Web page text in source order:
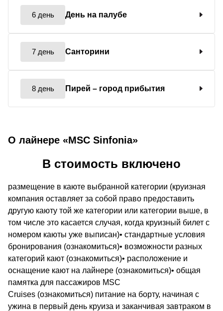
6 день День на палубе
7 день Санторини
8 день Пирей – город прибытия
О лайнере «MSC Sinfonia»
В стоимость включено
размещение в каюте выбранной категории (круизная
компания оставляет за собой право предоставить
другую каюту той же категории или категории выше, в
том числе это касается случая, когда круизный билет с
номером каюты уже выписан)• стандартные условия
бронирования (ознакомиться)• возможности разных
категорий кают (ознакомиться)• расположение и
оснащение кают на лайнере (ознакомиться)• общая
памятка для пассажиров MSC
Cruises (ознакомиться) питание на борту, начиная с
ужина в первый день круиза и заканчивая завтраком в